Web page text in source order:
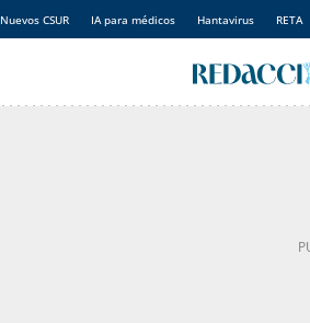
Nuevos CSUR IA para médicos Hantavirus RETA